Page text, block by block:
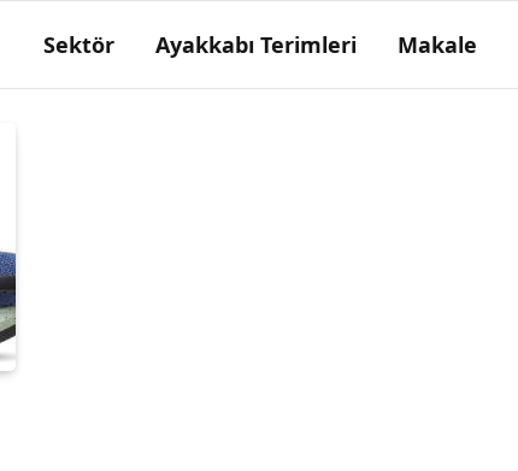
Sektör Ayakkabı Terimleri Makale